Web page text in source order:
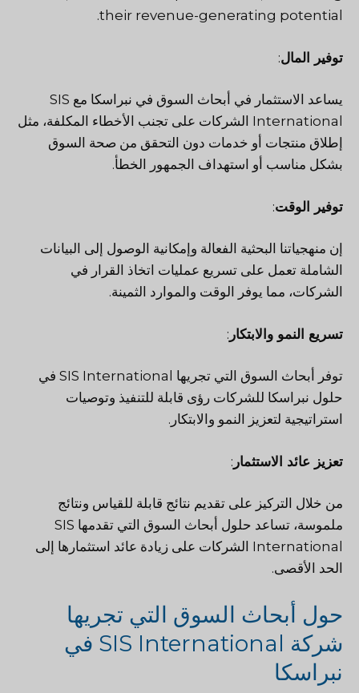
their revenue-generating potential.
توفير المال:
يساعد الاستثمار في أبحاث السوق في نبراسكا مع SIS
International الشركات على تجنب الأخطاء المكلفة، مثل
إطلاق منتجات أو خدمات دون التحقق من صحة السوق
بشكل مناسب أو استهداف الجمهور الخطأ.
توفير الوقت:
إن منهجياتنا البحثية الفعالة وإمكانية الوصول إلى البيانات
الشاملة تعمل على تسريع عمليات اتخاذ القرار في
الشركات، مما يوفر الوقت والموارد الثمينة.
تسريع النمو والابتكار :
توفر أبحاث السوق التي تجريها SIS International في
حلول نبراسكا للشركات رؤى قابلة للتنفيذ وتوصيات
استراتيجية لتعزيز النمو والابتكار.
تعزيز عائد الاستثمار :
من خلال التركيز على تقديم نتائج قابلة للقياس ونتائج
ملموسة، تساعد حلول أبحاث السوق التي تقدمها SIS
International الشركات على زيادة عائد استثمارها إلى
الحد الأقصى.
حول أبحاث السوق التي تجريها
شركة SIS International في
نبراسكا